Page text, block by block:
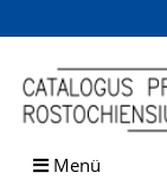
Browsen
direkt zum Inhalt
Menü